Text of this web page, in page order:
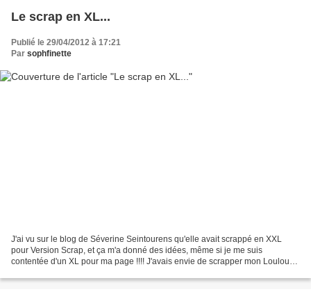
Le scrap en XL...
Publié le 29/04/2012 à 17:21
Par sophfinette
J'ai vu sur le blog de Séverine Seintourens qu'elle avait scrappé en XXL
pour Version Scrap, et ça m'a donné des idées, même si je me suis
contentée d'un XL pour ma page !!!! J'avais envie de scrapper mon Loulou